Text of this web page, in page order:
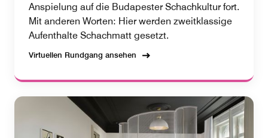
Anspielung auf die Budapester Schachkultur fort.
Mit anderen Worten: Hier werden zweitklassige
Aufenthalte Schachmatt gesetzt.
Virtuellen Rundgang ansehen